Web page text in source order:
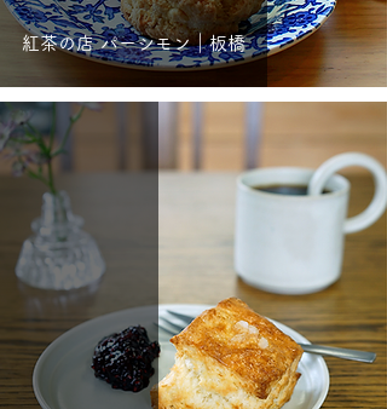
紅茶の店 パーシモン｜板橋